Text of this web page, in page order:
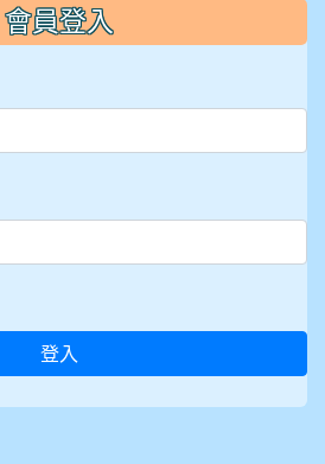
會員登入
登入